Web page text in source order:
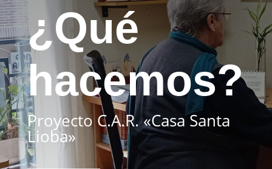
¿Qué
hacemos?
Proyecto C.A.R. «Casa Santa
Lioba»